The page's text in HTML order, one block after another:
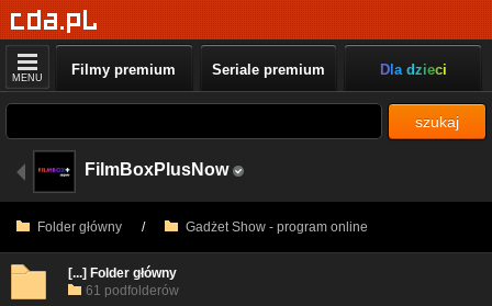
MENU Filmy premium Seriale premium Dla dzieci
szukaj
FilmBoxPlusNow
Folder główny / Gadżet Show - program online
[...] Folder główny
61 podfolderów